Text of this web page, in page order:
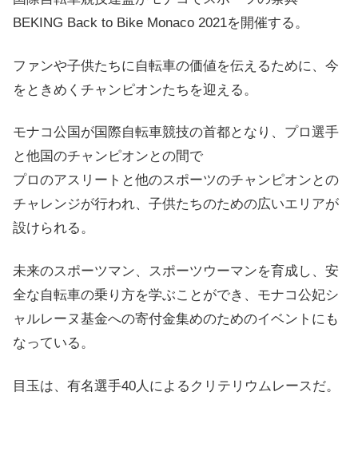
BEKING Back to Bike Monaco 2021を開催する。
ファンや子供たちに自転車の価値を伝えるために、今
をときめくチャンピオンたちを迎える。
モナコ公国が国際自転車競技の首都となり、プロ選手
と他国のチャンピオンとの間で
プロのアスリートと他のスポーツのチャンピオンとの
チャレンジが行われ、子供たちのための広いエリアが
設けられる。
未来のスポーツマン、スポーツウーマンを育成し、安
全な自転車の乗り方を学ぶことができ、モナコ公妃シ
ャルレーヌ基金への寄付金集めのためのイベントにも
なっている。
目玉は、有名選手40人によるクリテリウムレースだ。